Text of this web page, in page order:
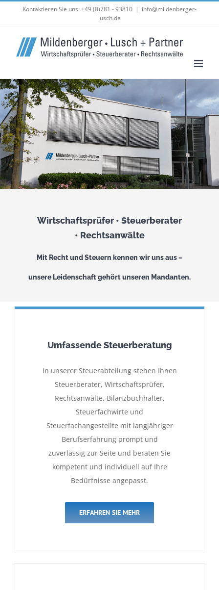
Kontaktieren Sie uns: +49 (0)781 - 93810 | info@mildenberger-
lusch.de
Wirtschaftsprüfer • Steuerberater
• Rechtsanwälte
Mit Recht und Steuern kennen wir uns aus –
unsere Leidenschaft gehört unseren Mandanten.
Umfassende Steuerberatung
In unserer Steuerabteilung stehen Ihnen
Steuerberater, Wirtschaftsprüfer,
Rechtsanwälte, Bilanzbuchhalter,
Steuerfachwirte und
Steuerfachangestellte mit langjähriger
Berufserfahrung prompt und
zuverlässig zur Seite und beraten Sie
kompetent und individuell auf Ihre
Bedürfnisse angepasst.
ERFAHREN SIE MEHR